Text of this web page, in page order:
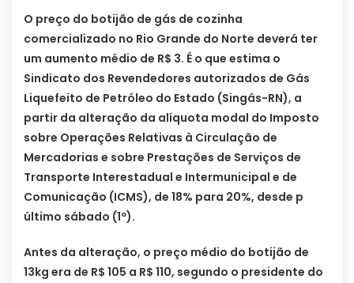
O preço do botijão de gás de cozinha
comercializado no Rio Grande do Norte deverá ter
um aumento médio de R$ 3. É o que estima o
Sindicato dos Revendedores autorizados de Gás
Liquefeito de Petróleo do Estado (Singás-RN), a
partir da alteração da alíquota modal do Imposto
sobre Operações Relativas à Circulação de
Mercadorias e sobre Prestações de Serviços de
Transporte Interestadual e Intermunicipal e de
Comunicação (ICMS), de 18% para 20%, desde p
último sábado (1º).
Antes da alteração, o preço médio do botijão de
13kg era de R$ 105 a R$ 110, segundo o presidente do